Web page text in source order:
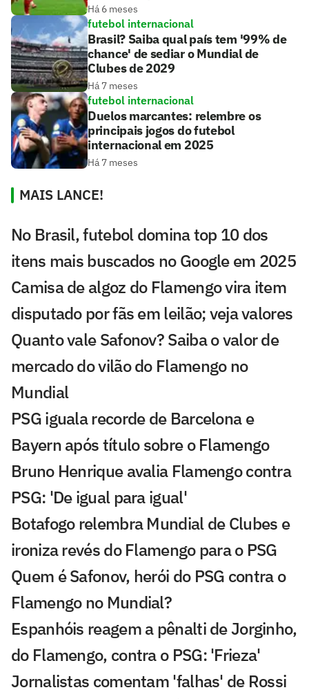
Há 6 meses
futebol internacional
Brasil? Saiba qual país tem '99% de
chance' de sediar o Mundial de
Clubes de 2029
Há 7 meses
futebol internacional
Duelos marcantes: relembre os
principais jogos do futebol
internacional em 2025
Há 7 meses
MAIS LANCE!
No Brasil, futebol domina top 10 dos
itens mais buscados no Google em 2025
Camisa de algoz do Flamengo vira item
disputado por fãs em leilão; veja valores
Quanto vale Safonov? Saiba o valor de
mercado do vilão do Flamengo no
Mundial
PSG iguala recorde de Barcelona e
Bayern após título sobre o Flamengo
Bruno Henrique avalia Flamengo contra
PSG: 'De igual para igual'
Botafogo relembra Mundial de Clubes e
ironiza revés do Flamengo para o PSG
Quem é Safonov, herói do PSG contra o
Flamengo no Mundial?
Espanhóis reagem a pênalti de Jorginho,
do Flamengo, contra o PSG: 'Frieza'
Jornalistas comentam 'falhas' de Rossi